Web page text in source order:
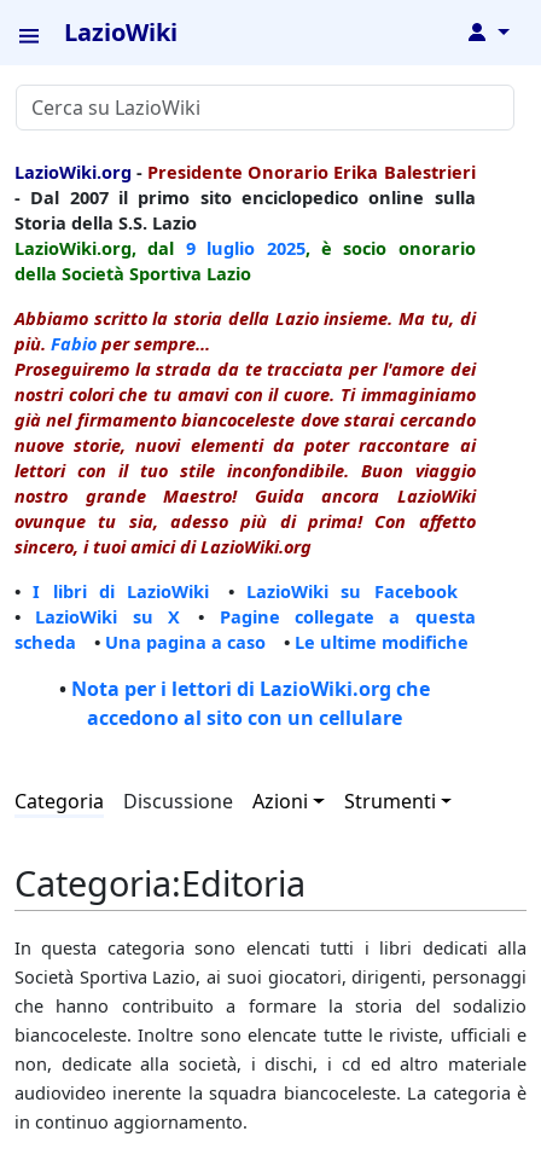
LazioWiki ↓
LazioWiki.org - Presidente Onorario Erika Balestrieri
- Dal 2007 il primo sito enciclopedico online sulla
Storia della S.S. Lazio
LazioWiki.org, dal 9 luglio 2025, è socio onorario
della Società Sportiva Lazio
Abbiamo scritto la storia della Lazio insieme. Ma tu, di
più. Fabio per sempre...
Proseguiremo la strada da te tracciata per l'amore dei
nostri colori che tu amavi con il cuore. Ti immaginiamo
già nel firmamento biancoceleste dove starai cercando
nuove storie, nuovi elementi da poter raccontare ai
lettori con il tuo stile inconfondibile. Buon viaggio
nostro grande Maestro! Guida ancora LazioWiki
ovunque tu sia, adesso più di prima! Con affetto
sincero, i tuoi amici di LazioWiki.org
•I libri di LazioWiki • LazioWiki su Facebook
• LazioWiki su X • Pagine collegate a questa
scheda • Una pagina a caso • Le ultime modifiche
• Nota per i lettori di LazioWiki.org che
accedono al sito con un cellulare
Categoria Discussione Azioni Strumenti
Categoria:Editoria
In questa categoria sono elencati tutti i libri dedicati alla
Società Sportiva Lazio, ai suoi giocatori, dirigenti, personaggi
che hanno contribuito a formare la storia del sodalizio
biancoceleste. Inoltre sono elencate tutte le riviste, ufficiali e
non, dedicate alla società, i dischi, i cd ed altro materiale
audiovideo inerente la squadra biancoceleste. La categoria è
in continuo aggiornamento.